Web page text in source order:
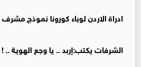
ادراة الاردن لوباء كورونا نموذج
الشرفات يكتب:إربد .. يا وجع الهوية .. !